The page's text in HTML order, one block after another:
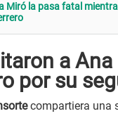
Miró la pasa fatal
a
por su
compartiera una